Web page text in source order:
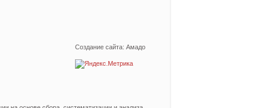
Создание сайта: Амадо